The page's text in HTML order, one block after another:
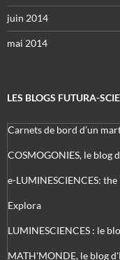
juin 2014
mai 2014
LES BLOGS FUTURA-
Carnets de bord d’un
COSMOGONIES, le blog
e-LUMINESCIENCES:
Explora
LUMINESCIENCES : le
MATH'MONDE, le blog